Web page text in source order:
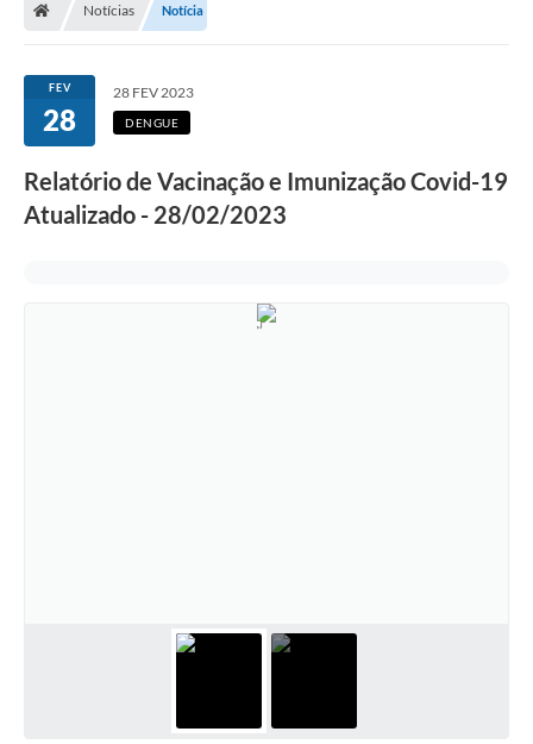
Notícias Notícia
FEV
28
28 FEV 2023
DENGUE
Relatório de Vacinação e Imunização Covid-19
Atualizado - 28/02/2023